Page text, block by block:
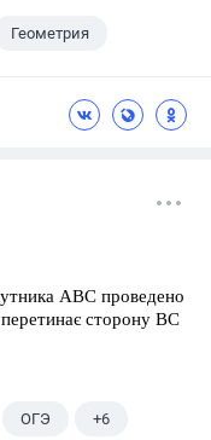
Геометрия
АВС проведено
сторону ВС
ОГЭ +6